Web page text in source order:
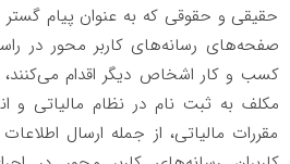
حقیقی و حقوقی که به عنوان پیام گستر
صفحه‌های رسانه‌های کاربر محور در
کسب و کار اشخاص دیگر اقدام می‌کنند،
مکلف به ثبت نام در نظام مالیاتی و
مقررات مالیاتی، از جمله ارسال